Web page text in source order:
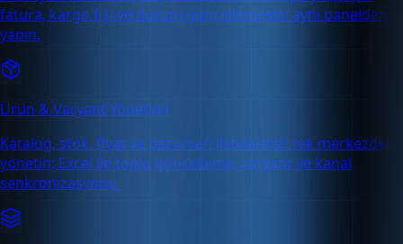
fatura, kargo fişi ve durum güncellemesini aynı panelden
yapın.
Ürün & Varyant Yönetimi
Katalog, stok, fiyat ve pazaryeri listelerinizi tek merkezden
yönetin; Excel ile toplu güncelleme, varyant ve kanal
senkronizasyonu.